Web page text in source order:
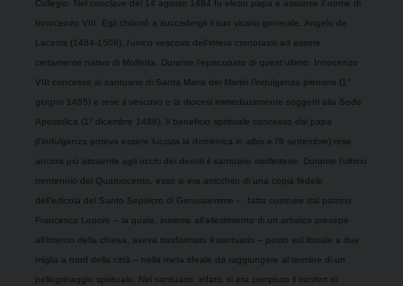
Collegio. Nel conclave del 14 agosto 1484 fu eletto papa e assunse il nome di
Innocenzo VIII. Egli chiamò a succedergli il suo vicario generale, Angelo de
Lacertis (1484-1508), l’unico vescovo dell’intera cronotassi ad essere
certamente nativo di Molfetta. Durante l’episcopato di quest’ultimo, Innocenzo
VIII concesse al santuario di Santa Maria dei Martiri l’indulgenza plenaria (1°
giugno 1485) e rese il vescovo e la diocesi immediatamente soggetti alla Sede
Apostolica (1° dicembre 1488). Il beneficio spirituale concesso dal papa
(l’indulgenza poteva essere lucrata la domenica in albis e l’8 settembre) rese
ancora più attraente agli occhi dei devoti il santuario molfettese. Durante l’ultimo
trentennio del Quattrocento, esso si era arricchito di una copia fedele
dell’edicola del Santo Sepolcro di Gerusalemme –
fatta costruire dal patrizio
Francesco Lepore – la quale, insieme all’allestimento di un artistico presepe
all’interno della chiesa, aveva trasformato il santuario – posto sul litorale a due
miglia a nord della città – nella meta ideale da raggiungere al termine di un
pellegrinaggio spirituale. Nel santuario, infatti, si era compiuto il trasfert di